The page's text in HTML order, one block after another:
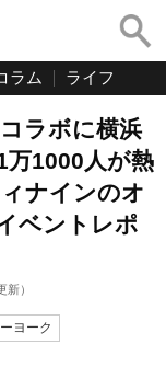
ラム ライフ
ラボに横浜
万1000人が熱
ナインのオ
ベントレポ
新）
ヨーク